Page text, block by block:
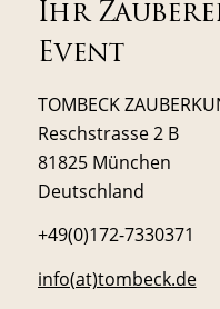
Ihr
Event
TOMBECK
Reschstrasse 2 B
81825 München
Deutschland
+49(0)172-7330371
info(at)tombeck.de